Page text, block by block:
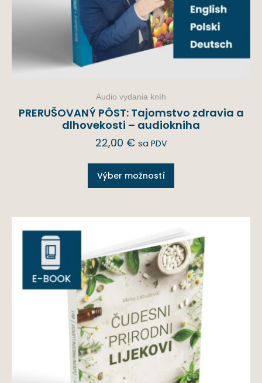
Audio vydania kníh
PRERUŠOVANÝ PÔST: Tajomstvo zdravia a
dlhovekosti – audiokniha
22,00 € sa PDV
Výber možností